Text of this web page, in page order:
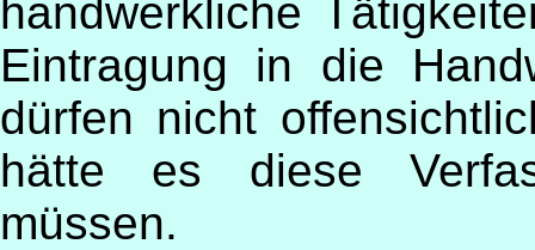
handwerkliche
Eintragung in die
dürfen nicht
hätte es diese
müssen.